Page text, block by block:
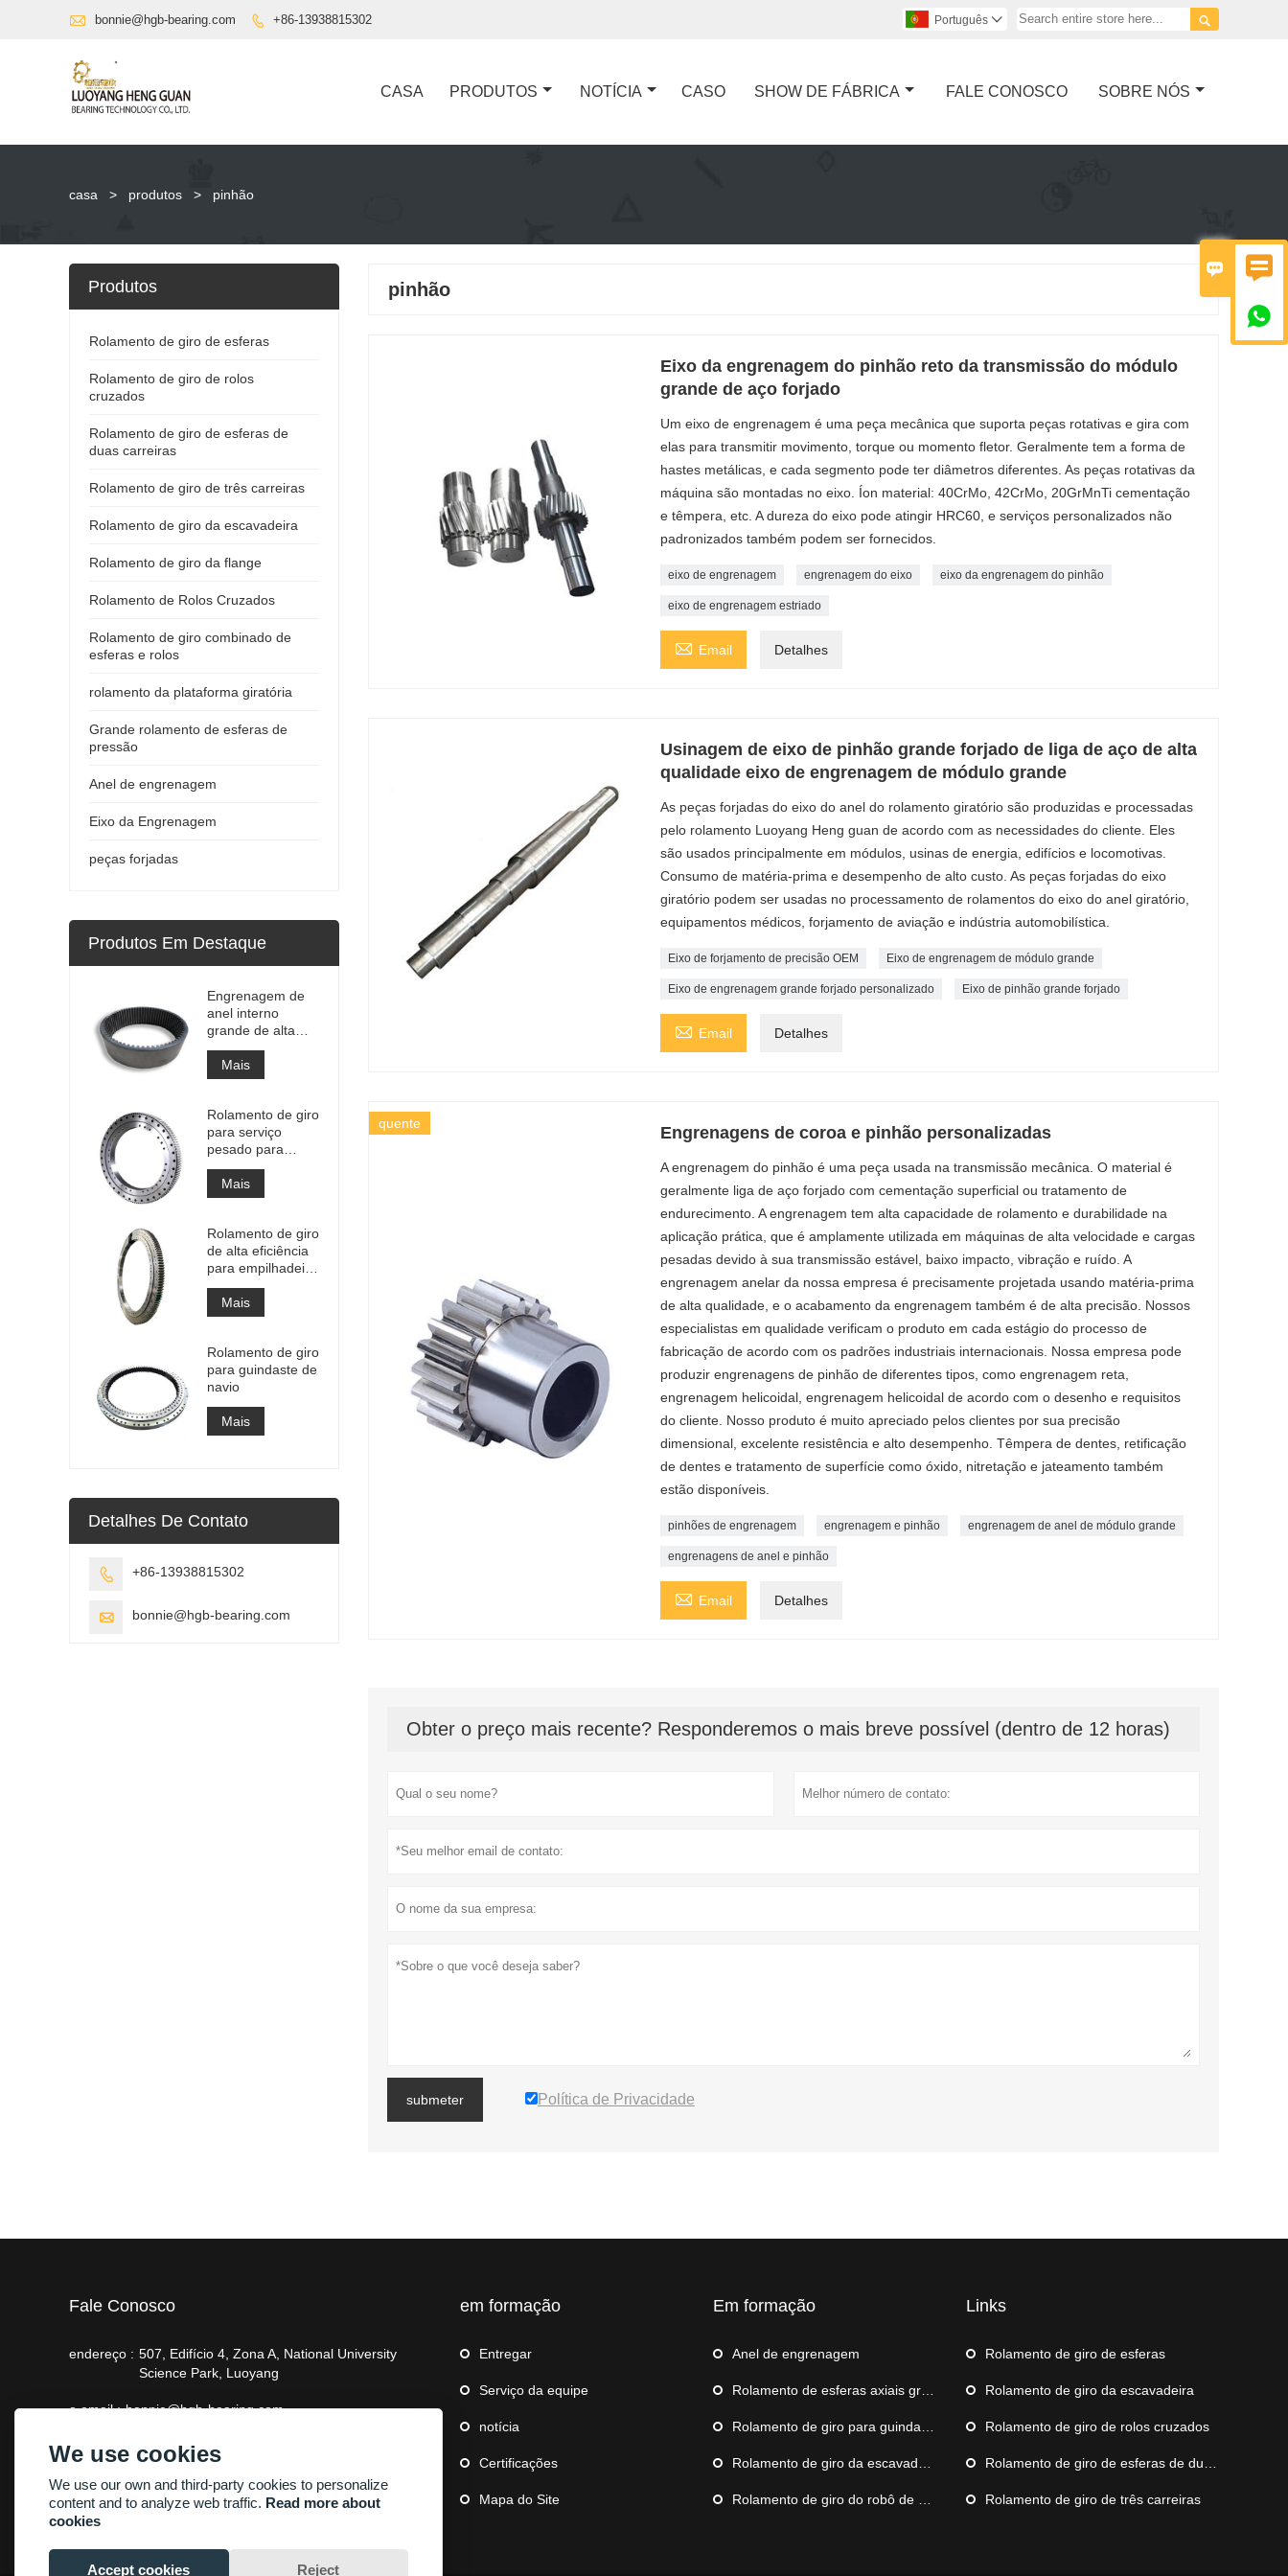
 

 bonnie@hgb-bearing.com  +86-13938815302 
Português 
CASA PRODUTOS NOTÍCIA CASO SHOW DE FÁBRICA FALE CONOSCO SOBRE NÓS
casa > produtos > pinhão
pinhão
Eixo da engrenagem do pinhão reto da transmissão do módulo
grande de aço forjado
Um eixo de engrenagem é uma peça mecânica que suporta peças rotativas e gira com
elas para transmitir movimento, torque ou momento fletor. Geralmente tem a forma de
hastes metálicas, e cada segmento pode ter diâmetros diferentes. As peças rotativas da
máquina são montadas no eixo. Íon material: 40CrMo, 42CrMo, 20GrMnTi cementação
e têmpera, etc. A dureza do eixo pode atingir HRC60, e serviços personalizados não
padronizados também podem ser fornecidos.
eixo de engrenagem engrenagem do eixo eixo da engrenagem do pinhão
eixo de engrenagem estriado
 Email Detalhes
Usinagem de eixo de pinhão grande forjado de liga de aço de alta
qualidade eixo de engrenagem de módulo grande
As peças forjadas do eixo do anel do rolamento giratório são produzidas e processadas
pelo rolamento Luoyang Heng guan de acordo com as necessidades do cliente. Eles
são usados ​​​​principalmente em módulos, usinas de energia, edifícios e locomotivas.
Consumo de matéria-prima e desempenho de alto custo. As peças forjadas do eixo
giratório podem ser usadas no processamento de rolamentos do eixo do anel giratório,
equipamentos médicos, forjamento de aviação e indústria automobilística.
Eixo de forjamento de precisão OEM Eixo de engrenagem de módulo grande
Eixo de engrenagem grande forjado personalizado Eixo de pinhão grande forjado
 Email Detalhes
quente Engrenagens de coroa e pinhão personalizadas
A engrenagem do pinhão é uma peça usada na transmissão mecânica. O material é
geralmente liga de aço forjado com cementação superficial ou tratamento de
endurecimento. A engrenagem tem alta capacidade de rolamento e durabilidade na
aplicação prática, que é amplamente utilizada em máquinas de alta velocidade e cargas
pesadas devido à sua transmissão estável, baixo impacto, vibração e ruído. A
engrenagem anelar da nossa empresa é precisamente projetada usando matéria-prima
de alta qualidade, e o acabamento da engrenagem também é de alta precisão. Nossos
especialistas em qualidade verificam o produto em cada estágio do processo de
fabricação de acordo com os padrões industriais internacionais. Nossa empresa pode
produzir engrenagens de pinhão de diferentes tipos, como engrenagem reta,
engrenagem helicoidal, engrenagem helicoidal de acordo com o desenho e requisitos
do cliente. Nosso produto é muito apreciado pelos clientes por sua precisão
dimensional, excelente resistência e alto desempenho. Têmpera de dentes, retificação
de dentes e tratamento de superfície como óxido, nitretação e jateamento também
estão disponíveis.
pinhões de engrenagem engrenagem e pinhão engrenagem de anel de módulo grande
engrenagens de anel e pinhão
 Email Detalhes
Obter o preço mais recente? Responderemos o mais breve possível (dentro de 12 horas)
submeter Política de Privacidade
Produtos
Rolamento de giro de esferas
Rolamento de giro de rolos
cruzados
Rolamento de giro de esferas de
duas carreiras
Rolamento de giro de três carreiras
Rolamento de giro da escavadeira
Rolamento de giro da flange
Rolamento de Rolos Cruzados
Rolamento de giro combinado de
esferas e rolos
rolamento da plataforma giratória
Grande rolamento de esferas de
pressão
Anel de engrenagem
Eixo da Engrenagem
peças forjadas
Produtos Em Destaque
Engrenagem de
anel interno
grande de alta
precisão
Engrenagem de
metal cilíndrica
de nitretação
Mais
Rolamento de giro
para serviço
pesado para
equipamento de
guindaste
portuário
Mais
Rolamento de giro
de alta eficiência
para empilhadeira
recuperadora
Mais
Rolamento de giro
para guindaste de
navio
Mais
Detalhes De Contato
 +86-13938815302
 bonnie@hgb-bearing.com
Fale Conosco
endereço : 507, Edifício 4, Zona A, National University
Science Park, Luoyang
o email : bonnie@hgb-bearing.com
telefone : +86-13938815302
em formação
Entregar
Serviço da equipe
notícia
Certificações
Mapa do Site
Em formação
Anel de engrenagem
Rolamento de esferas axiais grande
Rolamento de giro para guindaste de navio
Rolamento de giro da escavadeira
Rolamento de giro do robô de paletização
Links
Rolamento de giro de esferas
Rolamento de giro da escavadeira
Rolamento de giro de rolos cruzados
Rolamento de giro de esferas de duas carreiras
Rolamento de giro de três carreiras
We use cookies
We use our own and third-party cookies to personalize
content and to analyze web traffic. Read more about
cookies
Accept cookies Reject